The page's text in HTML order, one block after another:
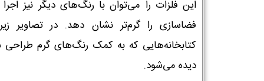
این فلزات را می‌توان با رنگ‌های دیگر نیز
فضاسازی را گرم‌تر نشان دهد. در تصاویر
کتابخانه‌هایی که به کمک رنگ‌های گرم طراحی
دیده می‌شود.